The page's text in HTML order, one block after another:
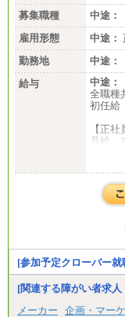
募集職種
中途：
雇用形態
中途：
勤務地
中途：
給与
中途：
全職種
初任給
【正社
月給
月給
【ア
神奈
～、
愛知/
※正社
※上記
します。
※試用
[参加予定クローバー
[関連する障がい者求
メーカー
企画・マー